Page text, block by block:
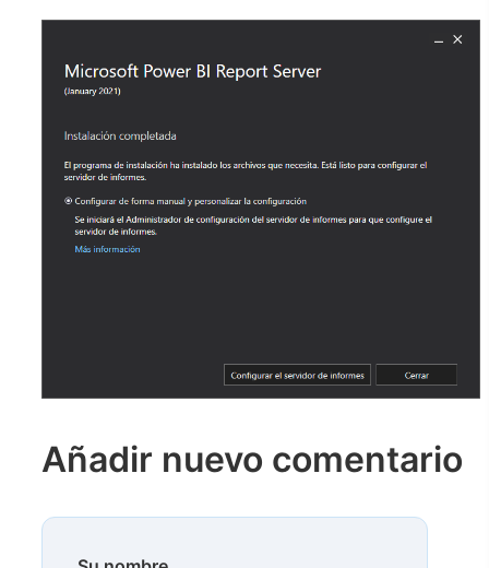
Añadir nuevo comentario